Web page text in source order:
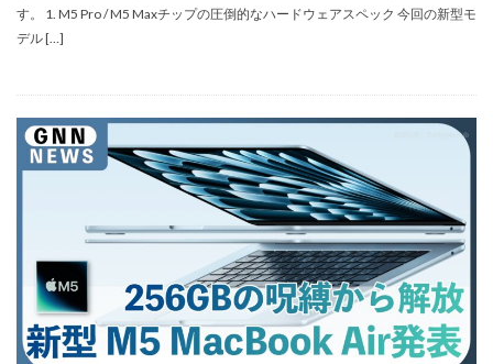
す。 1. M5 Pro / M5 Maxチップの圧倒的なハードウェアスペック 今回の新型モ
デル […]
iPhone17 Pro MAX
iPhone17 Pro MAX 価格
iPhone17Air 予想
iPhone17Air 価格
iPhone17Air 発売日
iPhone17e
iPhone17e 価格
iPhone17e 発売日
iPhone17e 発表日
iphone17promax
iphone17series
iPhone17カメラ
iPhone18
iPhone18 Pro
iPhone18 カメラ
iPhone18 バッテリー
iPhone18 価格
iPhone18Pro